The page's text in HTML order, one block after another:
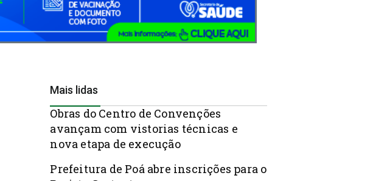
Mais lidas
Obras do Centro de Convenções
avançam com vistorias técnicas e
nova etapa de execução
Prefeitura de Poá abre inscrições para o